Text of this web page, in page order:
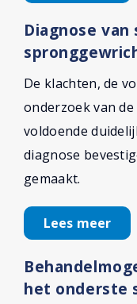
Diagnose
De klachten, de
onderzoek van
voldoende
diagnose
gemaakt.
Lees meer
het onderste